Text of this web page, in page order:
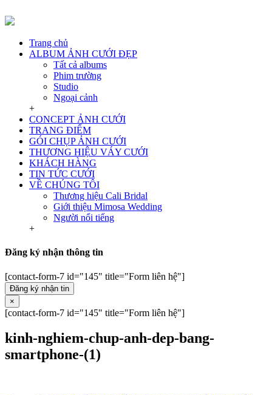
Trang chủ
ALBUM ẢNH CƯỚI ĐẸP
Tất cả albums
Phim trường
Studio
Ngoại cảnh
+
CONCEPT ẢNH CƯỚI
TRANG ĐIỂM
GÓI CHỤP ẢNH CƯỚI
THƯƠNG HIỆU VÁY CƯỚI
KHÁCH HÀNG
TIN TỨC CƯỚI
VỀ CHÚNG TÔI
Thương hiệu Cali Bridal
Giới thiệu Mimosa Wedding
Người nổi tiếng
+
Đăng ký nhận thông tin
[contact-form-7 id="145" title="Form liên hệ"]
Đăng ký nhận tin
×
[contact-form-7 id="145" title="Form liên hệ"]
kinh-nghiem-chup-anh-dep-bang-
smartphone-(1)